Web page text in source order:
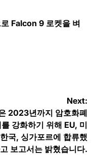
Falcon 9 로켓을 벼
Next:
2023년까지 암호화폐
강화하기 위해 EU, 미
국, 싱가포르에 합류했
보고서는 밝혔습니다.